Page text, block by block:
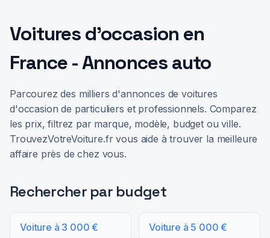
Voitures d'occasion en
France - Annonces auto
Parcourez des milliers d'annonces de voitures
d'occasion de particuliers et professionnels. Comparez
les prix, filtrez par marque, modèle, budget ou ville.
TrouvezVotreVoiture.fr vous aide à trouver la meilleure
affaire près de chez vous.
Rechercher par budget
Voiture à 3 000 € Voiture à 5 000 €